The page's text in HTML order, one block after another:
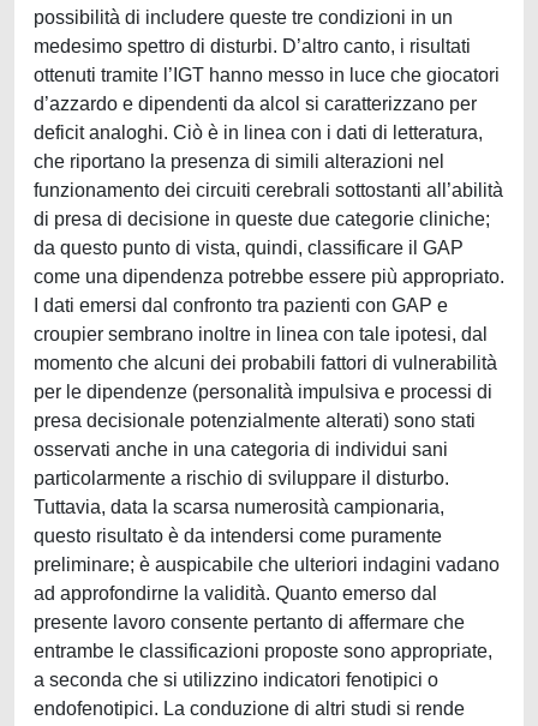
possibilità di includere queste tre condizioni in un
medesimo spettro di disturbi. D’altro canto, i risultati
ottenuti tramite l’IGT hanno messo in luce che giocatori
d’azzardo e dipendenti da alcol si caratterizzano per
deficit analoghi. Ciò è in linea con i dati di letteratura,
che riportano la presenza di simili alterazioni nel
funzionamento dei circuiti cerebrali sottostanti all’abilità
di presa di decisione in queste due categorie cliniche;
da questo punto di vista, quindi, classificare il GAP
come una dipendenza potrebbe essere più appropriato.
I dati emersi dal confronto tra pazienti con GAP e
croupier sembrano inoltre in linea con tale ipotesi, dal
momento che alcuni dei probabili fattori di vulnerabilità
per le dipendenze (personalità impulsiva e processi di
presa decisionale potenzialmente alterati) sono stati
osservati anche in una categoria di individui sani
particolarmente a rischio di sviluppare il disturbo.
Tuttavia, data la scarsa numerosità campionaria,
questo risultato è da intendersi come puramente
preliminare; è auspicabile che ulteriori indagini vadano
ad approfondirne la validità. Quanto emerso dal
presente lavoro consente pertanto di affermare che
entrambe le classificazioni proposte sono appropriate,
a seconda che si utilizzino indicatori fenotipici o
endofenotipici. La conduzione di altri studi si rende